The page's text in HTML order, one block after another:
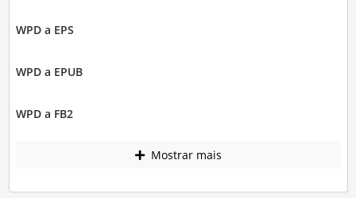
WPD a EPS
WPD a EPUB
WPD a FB2
Mostrar mais